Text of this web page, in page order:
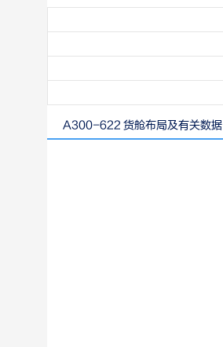
A300-622 货舱布局及有关数据